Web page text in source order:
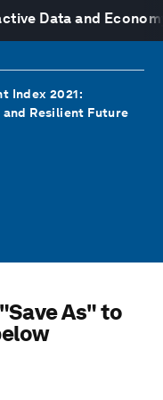
Data and
Index 2021:
Resilient Future
As" to